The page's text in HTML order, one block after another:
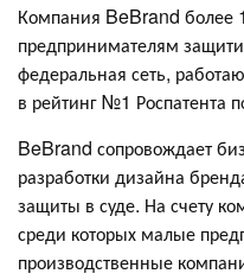
Компания BeBrand более
предпринимателям
федеральная сеть,
в рейтинг №1 Роспатента
BeBrand сопровождает
разработки дизайна
защиты в суде. На счету
среди которых малые
производственные